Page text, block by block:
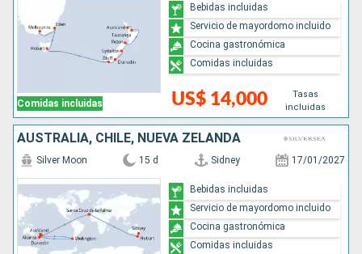
Comidas incluidas US$ 14,000
Tasas
incluidas
Bebidas incluidas
Servicio de mayordomo incluido
Cocina gastronómica
Comidas incluidas
AUSTRALIA, CHILE, NUEVA ZELANDA
Silver Moon 15 d Sidney 17/01/2027
Bebidas incluidas
Servicio de mayordomo incluido
Cocina gastronómica
Comidas incluidas